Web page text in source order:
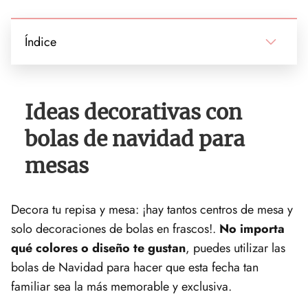
Índice
Ideas decorativas con
bolas de navidad para
mesas
Decora tu repisa y mesa: ¡hay tantos centros de mesa y
solo decoraciones de bolas en frascos!. No importa
qué colores o diseño te gustan, puedes utilizar las
bolas de Navidad para hacer que esta fecha tan
familiar sea la más memorable y exclusiva.